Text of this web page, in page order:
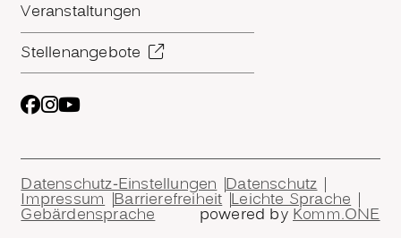
Veranstaltungen
Stellenangebote
Datenschutz-Einstellungen Datenschutz
Impressum Barrierefreiheit Leichte Sprache
Gebärdensprache powered by Komm.ONE